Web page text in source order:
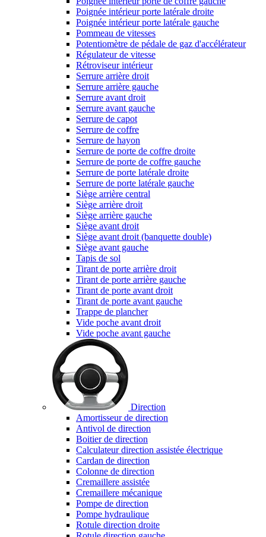
Poignée intérieur porte latérale droite
Poignée intérieur porte latérale gauche
Pommeau de vitesses
Potentiomètre de pédale de gaz d'accélérateur
Régulateur de vitesse
Rétroviseur intérieur
Serrure arrière droit
Serrure arrière gauche
Serrure avant droit
Serrure avant gauche
Serrure de capot
Serrure de coffre
Serrure de hayon
Serrure de porte de coffre droite
Serrure de porte de coffre gauche
Serrure de porte latérale droite
Serrure de porte latérale gauche
Siège arrière central
Siège arrière droit
Siège arrière gauche
Siège avant droit
Siège avant droit (banquette double)
Siège avant gauche
Tapis de sol
Tirant de porte arrière droit
Tirant de porte arrière gauche
Tirant de porte avant droit
Tirant de porte avant gauche
Trappe de plancher
Vide poche avant droit
Vide poche avant gauche
Direction
Amortisseur de direction
Antivol de direction
Boitier de direction
Calculateur direction assistée électrique
Cardan de direction
Colonne de direction
Cremaillere assistée
Cremaillere mécanique
Pompe de direction
Pompe hydraulique
Rotule direction droite